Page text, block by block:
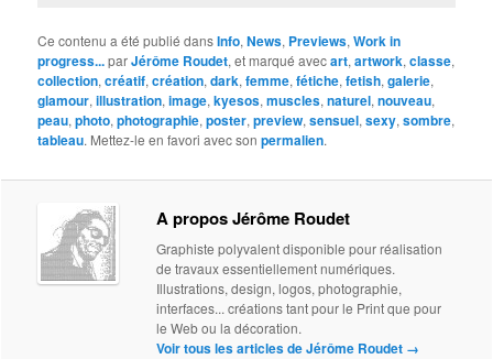
Ce contenu a été publié dansInfo,News, Previews,Work in
progress...parJérôme Roudet, et marqué avecart,artwork,classe,
collection,créatif,création,dark,femme,fétiche,fetish,galerie,
glamour,illustration,image,kyesos,muscles,naturel,nouveau,
peau,photo,photographie,poster,preview,sensuel,sexy,sombre,
tableau. Mettez-le en favori avec sonpermalien.
A propos Jérôme Roudet
Graphiste polyvalent disponible pour réalisation
de travaux essentiellement numériques.
Illustrations, design, logos, photographie,
interfaces... créations tant pour le Print que pour
le Web ou la décoration.
Voir tous les articles de Jérôme Roudet →